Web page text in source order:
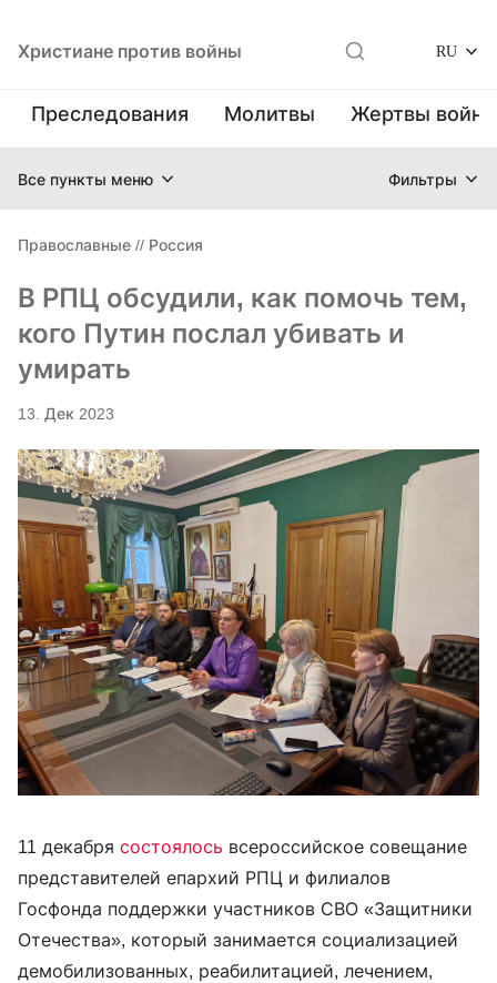
Христиане против войны RU
Преследования Молитвы Жертвы
Все пункты меню Фильтры
Православные // Россия
В РПЦ обсудили, как помочь тем,
кого Путин послал убивать и
умирать
13. Дек 2023
11 декабря состоялось всероссийское совещание
представителей епархий РПЦ и филиалов
Госфонда поддержки участников СВО «Защитники
Отечества», который занимается социализацией
демобилизованных, реабилитацией, лечением,